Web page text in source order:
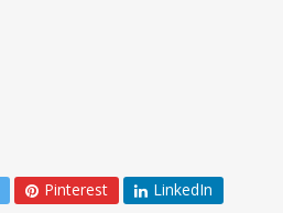
Pinterest LinkedIn